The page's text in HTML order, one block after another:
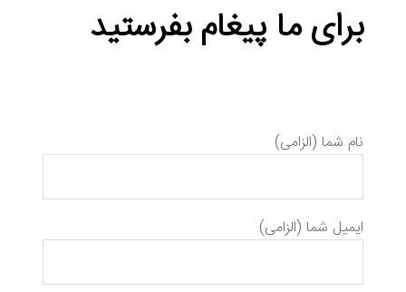
برای ما پیغام بفرستید
نام شما (الزامی)
ایمیل شما (الزامی)